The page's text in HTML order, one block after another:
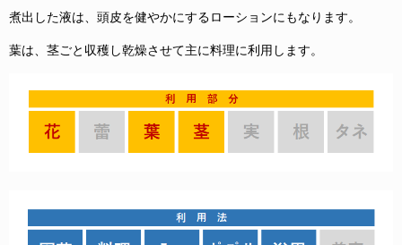
煮出した液は、頭皮を健やかにするローションにもなります。
葉は、茎ごと収穫し乾燥させて主に料理に利用します。